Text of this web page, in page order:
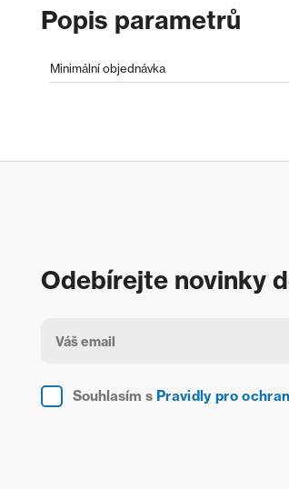
Popis parametrů
Minimální objednávka
Odebírejte novinky
Souhlasím s Pravidly pro